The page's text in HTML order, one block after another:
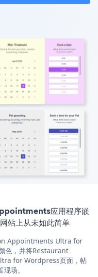
应用程序嵌
上从未如此简单
Appointments Ultra for
色，并将Restaurant
for Wordpress页面，帖
场。